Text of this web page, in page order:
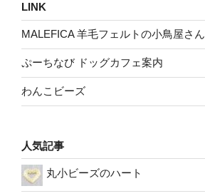
LINK
MALEFICA 羊毛フェルトの小鳥屋さん
ぷーちなび ドッグカフェ案内
わんこビーズ
人気記事
丸小ビーズのハート